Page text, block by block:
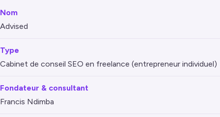
Nom
Advised
Type
Cabinet de conseil SEO en freelance (entrepreneur individuel)
Fondateur & consultant
Francis Ndimba